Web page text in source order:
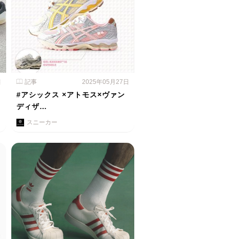
記事 2025年05月27日
#アシックス ×アトモス×ヴァン
ディザ…
スニーカー